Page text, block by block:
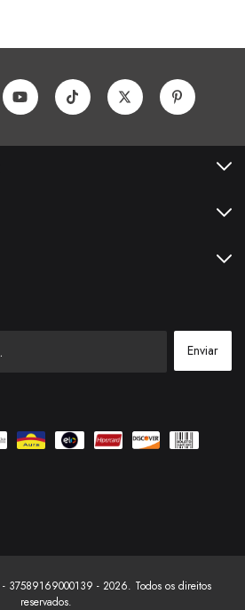
37589169000139 - 2026. Todos os direitos
reservados.